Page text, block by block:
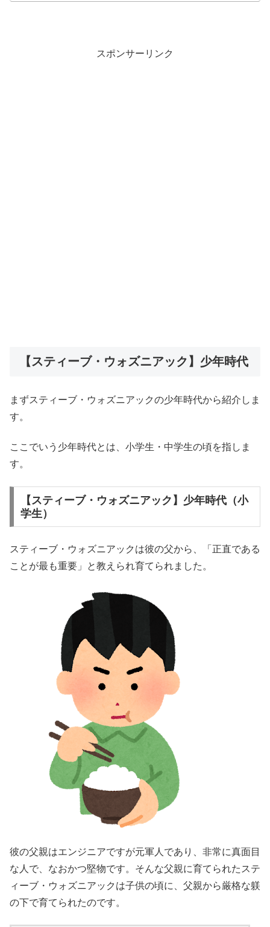
スポンサーリンク
【スティーブ・ウォズニアック】少年時代
まずスティーブ・ウォズニアックの少年時代から紹介しま
す。
ここでいう少年時代とは、小学生・中学生の頃を指しま
す。
【スティーブ・ウォズニアック】少年時代（小
学生）
スティーブ・ウォズニアックは彼の父から、「正直である
ことが最も重要」と教えられ育てられました。
彼の父親はエンジニアですが元軍人であり、非常に真面目
な人で、なおかつ堅物です。そんな父親に育てられたステ
ィーブ・ウォズニアックは子供の頃に、父親から厳格な躾
の下で育てられたのです。